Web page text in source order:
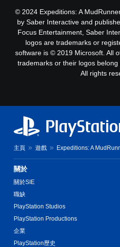
© 2024 Expeditions: A
by Saber Interactive and
Focus Entertainment, Saber
logos are trademarks or
software is © 2019 Microsoft. All
trademarks or their logos belong
All rights
主頁 遊戲 Expeditions: A
關於
關於SIE
職缺
PlayStation Studios
PlayStation Productions
企業
PlayStation歷史